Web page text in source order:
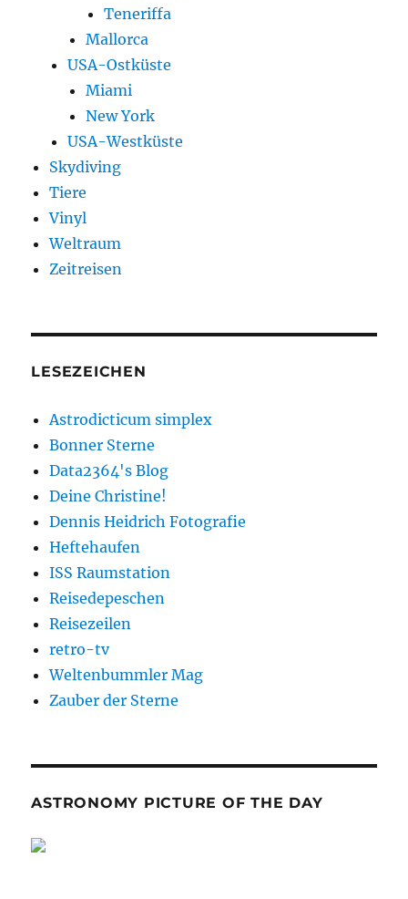
Teneriffa
Mallorca
USA-Ostküste
Miami
New York
USA-Westküste
Skydiving
Tiere
Vinyl
Weltraum
Zeitreisen
LESEZEICHEN
Astrodicticum simplex
Bonner Sterne
Data2364's Blog
Deine Christine!
Dennis Heidrich Fotografie
Heftehaufen
ISS Raumstation
Reisedepeschen
Reisezeilen
retro-tv
Weltenbummler Mag
Zauber der Sterne
ASTRONOMY PICTURE OF THE DAY